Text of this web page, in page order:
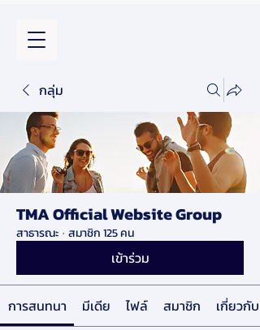
กลุ่ม
TMA Official Website Group
สาธารณะ · สมาชิก 125 คน
เข้าร่วม
การสนทนา มีเดีย ไฟล์ สมาชิก เกี่ยวกับ